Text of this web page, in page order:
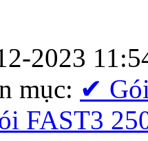
2023
mục: ✔
FAST3